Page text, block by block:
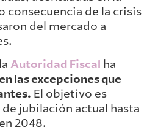
consecuencia de la crisis
del mercado a
Autoridad Fiscal ha
las excepciones que
El objetivo es
jubilación actual hasta
2048.